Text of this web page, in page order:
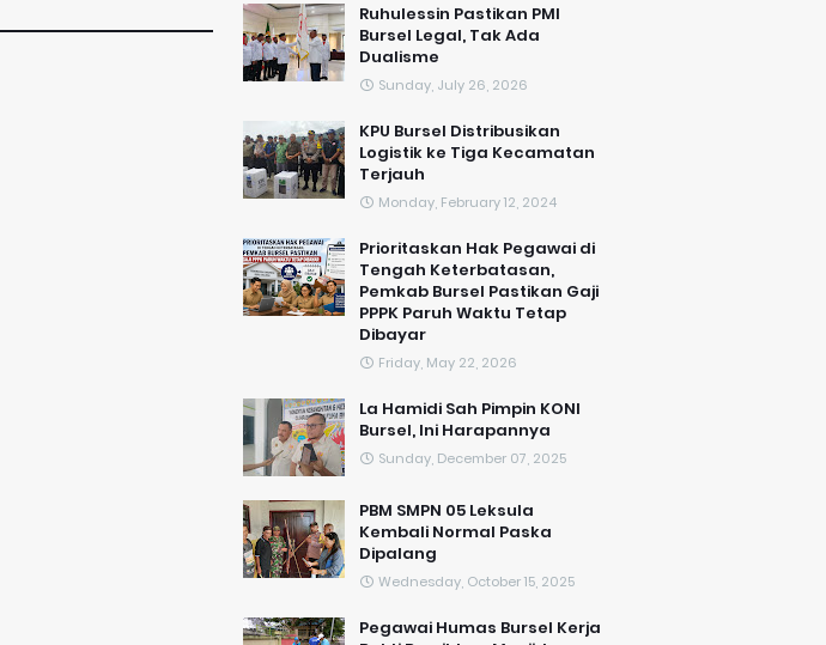
​Ruhulessin Pastikan PMI
Bursel Legal, Tak Ada
Dualisme
Sunday, July 26, 2026
KPU Bursel Distribusikan
Logistik ke Tiga Kecamatan
Terjauh
Monday, February 12, 2024
Prioritaskan Hak Pegawai di
Tengah Keterbatasan,
Pemkab Bursel Pastikan Gaji
PPPK Paruh Waktu Tetap
Dibayar
Friday, May 22, 2026
La Hamidi Sah Pimpin KONI
Bursel, Ini Harapannya
Sunday, December 07, 2025
PBM SMPN 05 Leksula
Kembali Normal Paska
Dipalang
Wednesday, October 15, 2025
Pegawai Humas Bursel Kerja